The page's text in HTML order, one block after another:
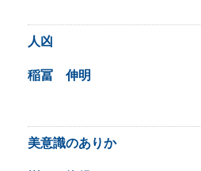
人凶
稲冨 伸明
美意識のありか